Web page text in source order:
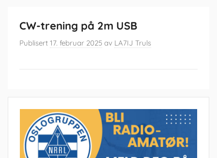
CW-trening på 2m USB
Publisert 17. februar 2025 av LA7IJ Truls